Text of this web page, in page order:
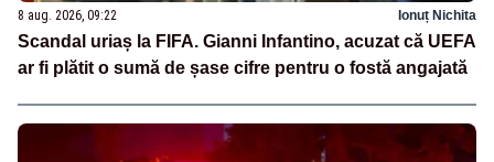
8 aug. 2026, 09:22 Ionuț Nichita
Scandal uriaș la FIFA. Gianni Infantino, acuzat că UEFA
ar fi plătit o sumă de șase cifre pentru o fostă angajată